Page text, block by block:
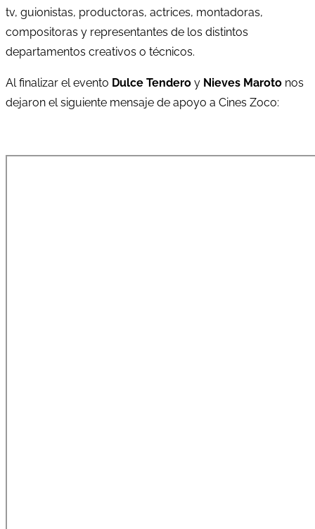
tv, guionistas, productoras, actrices, montadoras,
compositoras y representantes de los distintos
departamentos creativos o técnicos.
Al finalizar el evento Dulce Tendero y Nieves Maroto nos
dejaron el siguiente mensaje de apoyo a Cines Zoco: